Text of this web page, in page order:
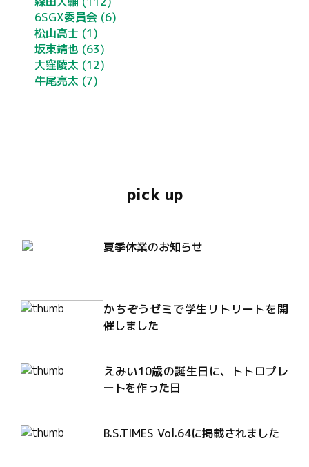
6SGX委員会 (6)
松山高士 (1)
坂東靖也 (63)
大窪陵太 (12)
牛尾亮太 (7)
pick up
夏季休業のお知らせ
かちぞうゼミで学生リトリートを開
催しました
えみい10歳の誕生日に、トトロプレ
ートを作った日
B.S.TIMES Vol.64に掲載されました